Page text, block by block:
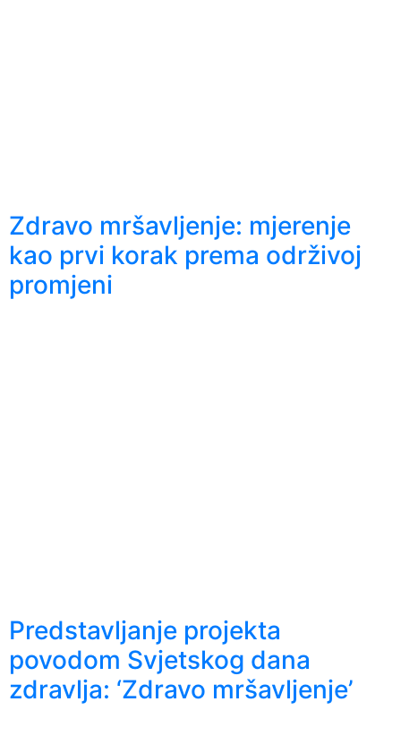
Zdravo mršavljenje: mjerenje
kao prvi korak prema održivoj
promjeni
Predstavljanje projekta
povodom Svjetskog dana
zdravlja: ‘Zdravo mršavljenje’